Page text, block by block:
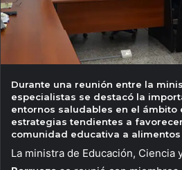
Durante una reunión entre la
especialistas se destacó la
entornos saludables en el ámbito
estrategias tendientes a
comunidad educativa a
La ministra de Educación, Ciencia